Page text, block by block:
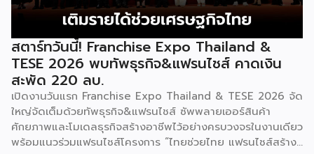
สตาร์ทวันนี้! Franchise Expo Thailand &
TESE 2026 พบทัพธุรกิจ&แฟรนไชส์ คาดเงิน
สะพัด 220 ลบ.
เปิดงานวันแรก Franchise Expo Thailand & TESE 2026 จัด
ใหญ่จัดเต็มด้วยทัพธุรกิจ&แฟรนไชส์ ซัพพลายเออร์สินค้า
ศักยภาพและโมเดลธุรกิจสร้างอาชีพไว้อย่างครบวงจรในงานเดียว
พร้อมแนวร่วมแฟรนไชส์โครงการ “ไทยช่วยไทย แฟรนไชส์สร้าง